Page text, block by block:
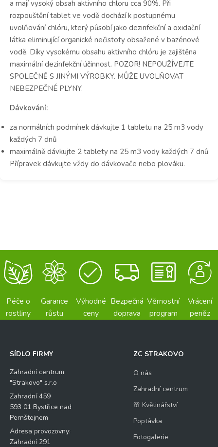
a mají vysoký obsah aktivního chloru cca 90%. Při
rozpouštění tablet ve vodě dochází k postupnému
uvolňování chlóru, který působí jako dezinfekční a oxidační
látka eliminující organické nečistoty obsažené v bazénové
vodě. Díky vysokému obsahu aktivního chlóru je zajištěna
maximální dezinfekční účinnost. POZOR! NEPOUŽÍVEJTE
SPOLEČNĚ S JINÝMI VÝROBKY. MŮŽE UVOLŇOVAT
NEBEZPEČNÉ PLYNY.
Dávkování:
za normálních podmínek dávkujte 1 tabletu na 25 m3 vody
každých 7 dnů
maximálně dávkujte 2 tablety na 25 m3 vody každých 7 dnů
Přípravek dávkujte vždy do dávkovače nebo plováku.
Péče o
rostliny
Garance
růstu
Výhodné
ceny
Bezpečná
doprava
Věrnostní
program
Vrácení
peněz
SÍDLO FIRMY
Zahradní centrum
"Strakovo" s.r.o
Zahradní 459
593 01 Bystřice nad
Pernštejnem
Adresa provozovny:
Zahradní 291
ZC STRAKOVO
O nás
Zahradní centrum
🌸 Květinářství
Poptávka
Fotogalerie